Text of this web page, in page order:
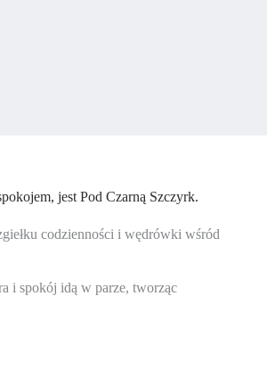
jest Pod Czarną Szczyrk.
codzienności i wędrówki wśród
i spokój idą w parze, tworząc